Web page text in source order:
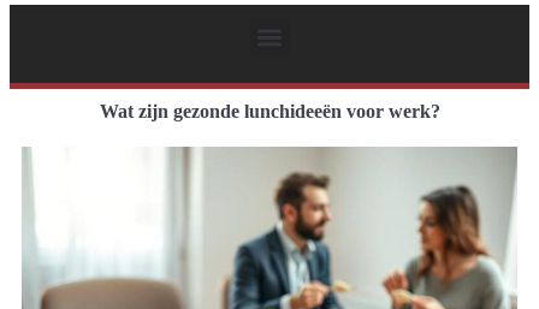
Wat zijn gezonde lunchideeën voor werk?